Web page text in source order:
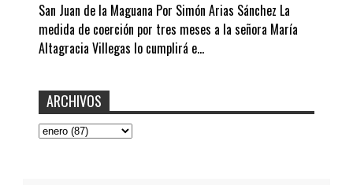
San Juan de la Maguana Por Simón Arias Sánchez La
medida de coerción por tres meses a la señora María
Altagracia Villegas lo cumplirá e...
ARCHIVOS